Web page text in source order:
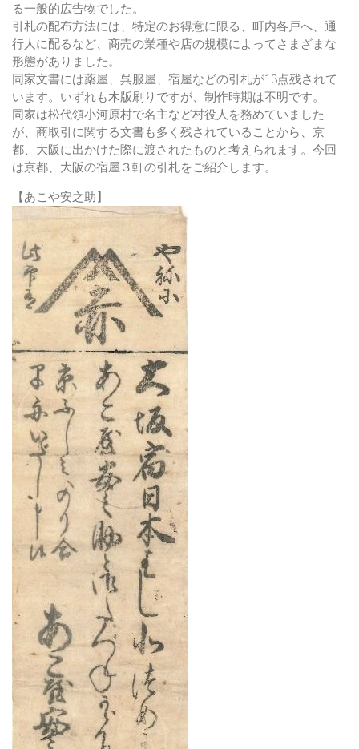
る一般的広告物でした。
引札の配布方法には、特定のお得意に限る、町内各戸へ、通
行人に配るなど、商売の業種や店の規模によってさまざまな
形態がありました。
同家文書には薬屋、呉服屋、宿屋などの引札が13点残されて
います。いずれも木版刷りですが、制作時期は不明です。
同家は松代領小河原村で名主など村役人を務めていました
が、商取引に関する文書も多く残されていることから、京
都、大阪に出かけた際に渡されたものと考えられます。今回
は京都、大阪の宿屋３軒の引札をご紹介します。
【あこや安之助】